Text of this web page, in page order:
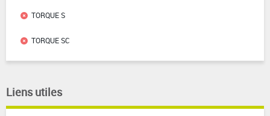
TORQUE S
TORQUE SC
Liens utiles